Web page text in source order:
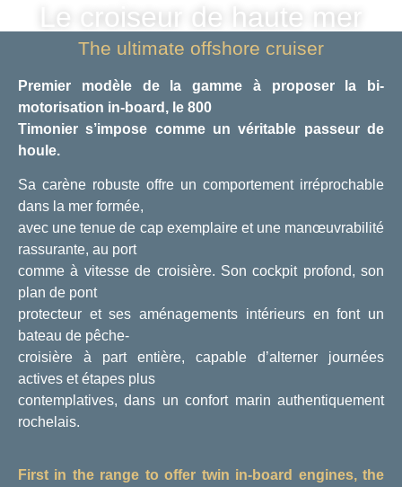
Le croiseur de haute mer
The ultimate offshore cruiser
Premier modèle de la gamme à proposer la bi-
motorisation in-board, le 800
Timonier s’impose comme un véritable passeur de
houle.
Sa carène robuste offre un comportement irréprochable
dans la mer formée,
avec une tenue de cap exemplaire et une manœuvrabilité
rassurante, au port
comme à vitesse de croisière. Son cockpit profond, son
plan de pont
protecteur et ses aménagements intérieurs en font un
bateau de pêche-
croisière à part entière, capable d’alterner journées
actives et étapes plus
contemplatives, dans un confort marin authentiquement
rochelais.
First in the range to offer twin in-board engines, the